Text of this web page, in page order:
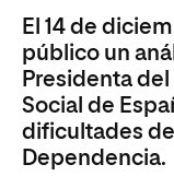
El 14 de
público un
Presidenta
Social de
dificultades
Dependencia.